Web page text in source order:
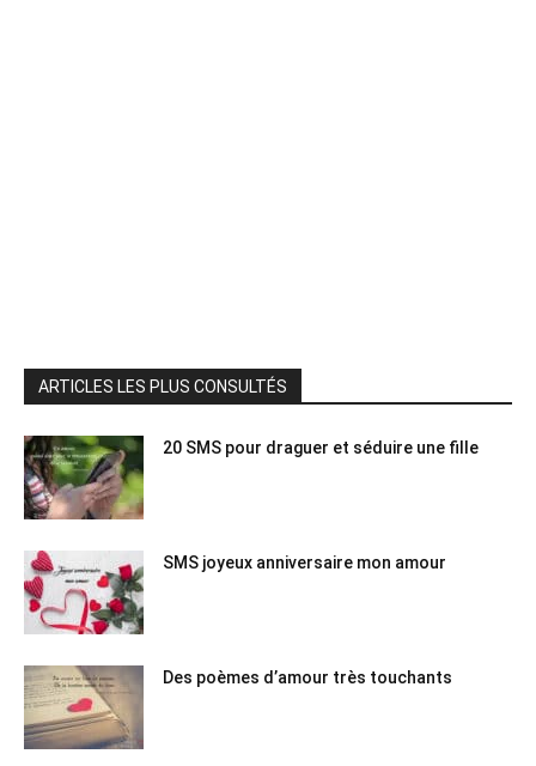
ARTICLES LES PLUS CONSULTÉS
20 SMS pour draguer et séduire une fille
SMS joyeux anniversaire mon amour
Des poèmes d’amour très touchants